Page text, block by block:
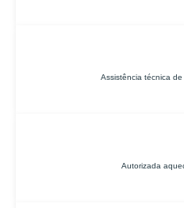
Assistência técnica
Autorizada